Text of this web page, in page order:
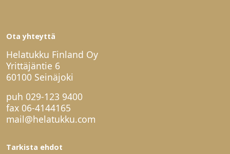
Ota yhteyttä
Helatukku Finland Oy
Yrittäjäntie 6
60100 Seinäjoki
puh 029-123 9400
fax 06-4144165
mail@helatukku.com
Tarkista ehdot